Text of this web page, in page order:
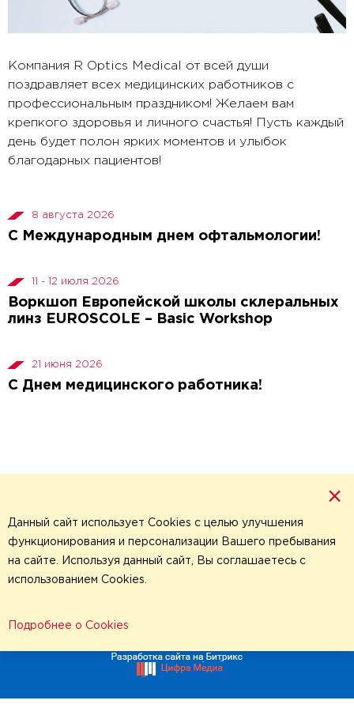
Компания R Optics Medical от всей души
поздравляет всех медицинских работников с
профессиональным праздником! Желаем вам
крепкого здоровья и личного счастья! Пусть каждый
день будет полон ярких моментов и улыбок
благодарных пациентов!
8 августа 2026
С Международным днем офтальмологии!
11 - 12 июля 2026
Воркшоп Европейской школы склеральных
линз EUROSCOLE – Basic Workshop
21 июня 2026
С Днем медицинского работника!
×
Данный сайт использует Cookies с целью улучшения
функционирования и персонализации Вашего пребывания
на сайте. Используя данный сайт, Вы соглашаетесь с
использованием Cookies.
Подробнее о Cookies